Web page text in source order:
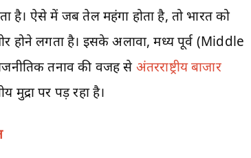
है। ऐसे में जब तेल महंगा होता है, तो भारत को
होने लगता है। इसके अलावा, मध्य पूर्व (Middle
तनाव की वजह से अंतरराष्ट्रीय बाजार
पर पड़ रहा है।